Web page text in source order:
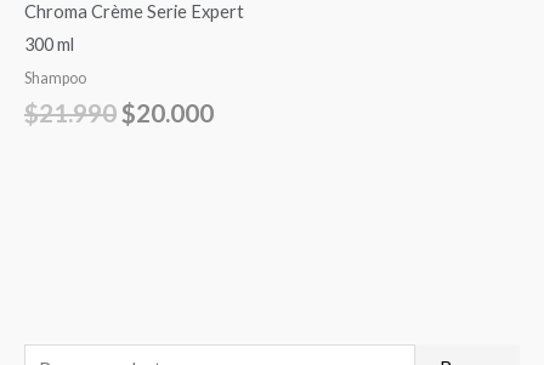
Chroma Crème Serie Expert
300 ml
Shampoo
$21.990 $20.000